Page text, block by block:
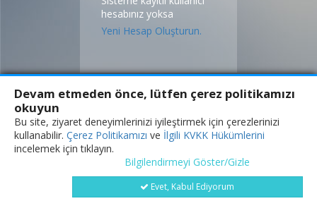
hesabınız yoksa
Yeni Hesap Oluşturun.
Devam etmeden önce, lütfen çerez politikamızı
okuyun
Bu site, ziyaret deneyimlerinizi iyileştirmek için çerezlerinizi
kullanabilir. Çerez Politikamızı ve İlgili KVKK Hükümlerini
incelemek için tıklayın.
Bilgilendirmeyi Göster/Gizle
Evet, Kabul Ediyorum